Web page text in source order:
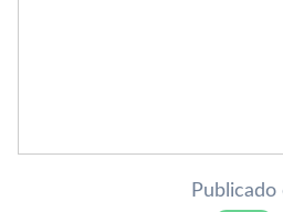
Publicado